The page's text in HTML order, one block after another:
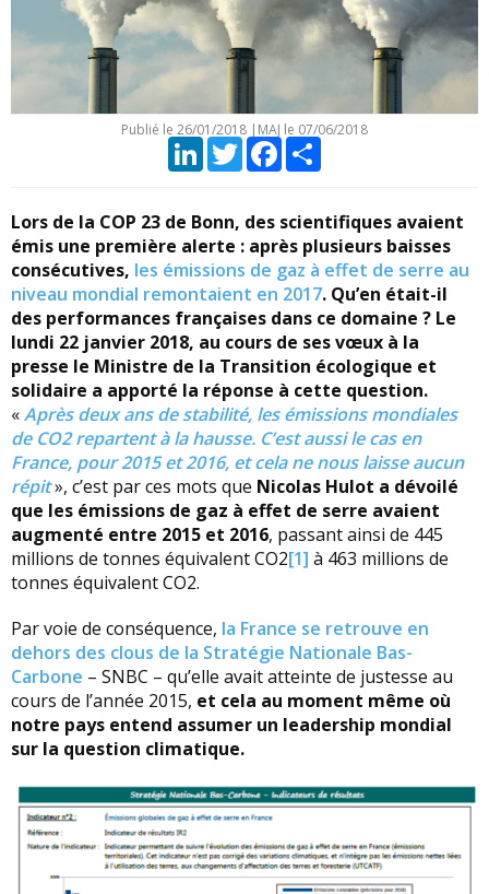
Publié le 26/01/2018 | MAJ le 07/06/2018
LinkedInTwitterFacebook
Lors de la COP 23 de Bonn, des scientifiques avaient
émis une première alerte : après plusieurs baisses
consécutives, les émissions de gaz à effet de serre au
niveau mondial remontaient en 2017. Qu’en était-il
des performances françaises dans ce domaine ? Le
lundi 22 janvier 2018, au cours de ses vœux à la
presse le Ministre de la Transition écologique et
solidaire a apporté la réponse à cette question.
«Après deux ans de stabilité, les émissions mondiales
de CO2 repartent à la hausse. C’est aussi le cas en
France, pour 2015 et 2016, et cela ne nous laisse aucun
répit», c’est par ces mots que Nicolas Hulot a dévoilé
que les émissions de gaz à effet de serre avaient
augmenté entre 2015 et 2016, passant ainsi de 445
millions de tonnes équivalent CO2[1] à 463 millions de
tonnes équivalent CO2.
Par voie de conséquence, la France se retrouve en
dehors des clous de la Stratégie Nationale Bas-
Carbone – SNBC – qu’elle avait atteinte de justesse au
cours de l’année 2015, et cela au moment même où
notre pays entend assumer un leadership mondial
sur la question climatique.